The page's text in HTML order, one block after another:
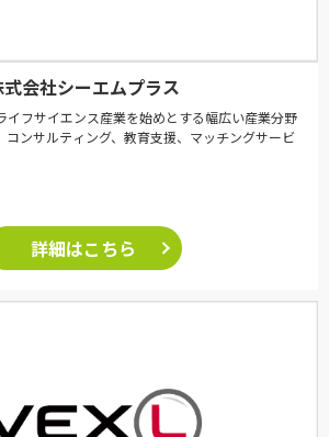
会社シーエムプラス
イフサイエンス産業を始めとする幅広い産業分野
コンサルティング、教育支援、マッチングサービ
詳細はこちら